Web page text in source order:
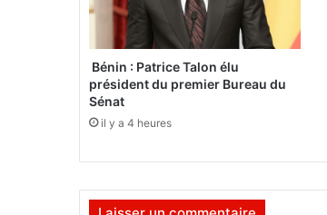
n
g
a
l
s
’
m
o
Bénin : Patrice Talon élu
président du premier Bureau du
Sénat
il y a 4 heures